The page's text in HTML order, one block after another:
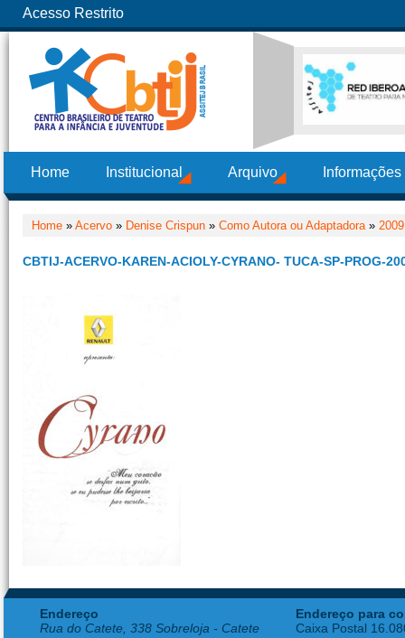
Acesso Restrito
Home Institucional Arquivo
Home » Acervo » Denise Crispun » Como Autora ou Adaptadora»
CBTIJ-ACERVO-KAREN-ACIOLY-CYRANO- TUCA-SP-PROG-
Endereço
Rua do Catete, 338 Sobreloja - Catete
Endereço para
Caixa Postal